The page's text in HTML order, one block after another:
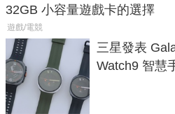
32GB 小容量遊戲卡的選擇
遊戲/電競
三星發表
Watch9 智慧